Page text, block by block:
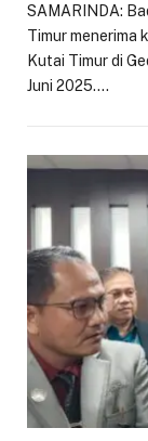
SAMARINDA:
Timur menerima
Kutai Timur di
Juni 2025.…